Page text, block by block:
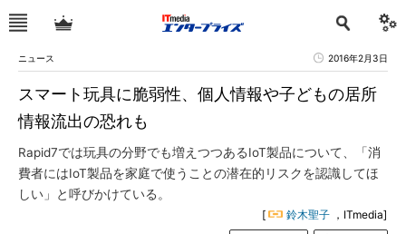
ニュース 2016年2月3日
スマート玩具に脆弱性、個人情報や子どもの居所
情報流出の恐れも
Rapid7では玩具の分野でも増えつつあるIoT製品について、「消
費者にはIoT製品を家庭で使うことの潜在的リスクを認識してほ
しい」と呼びかけている。
[ 鈴木聖子 ，ITmedia]